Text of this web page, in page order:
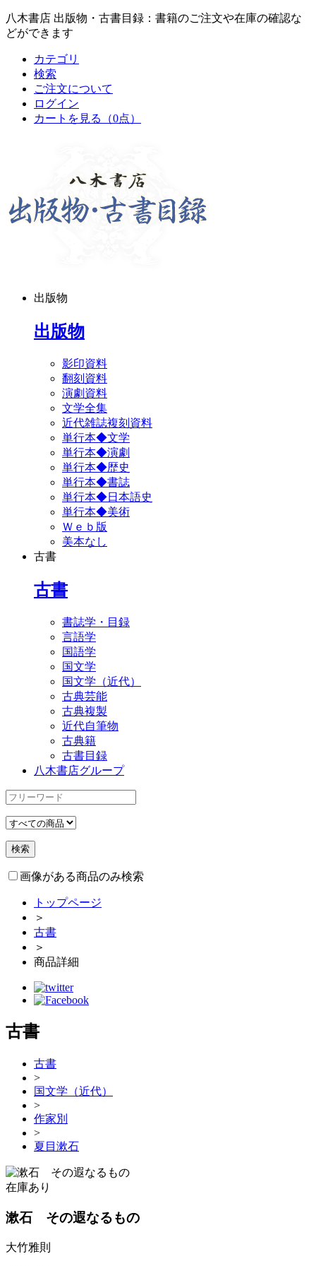
八木書店 出版物・古書目録：書籍のご注文や在庫の確認な
どができます
カテゴリ
検索
ご注文について
ログイン
カートを見る
（0点）
出版物
出版物
影印資料
翻刻資料
演劇資料
文学全集
近代雑誌複刻資料
単行本◆文学
単行本◆演劇
単行本◆歴史
単行本◆書誌
単行本◆日本語史
単行本◆美術
Ｗｅｂ版
美本なし
古書
古書
書誌学・目録
言語学
国語学
国文学
国文学（近代）
古典芸能
古典複製
近代自筆物
古典籍
古書目録
八木書店グループ
画像がある商品のみ検索
トップページ
＞
古書
＞
商品詳細
古書
古書
>
国文学（近代）
>
作家別
>
夏目漱石
在庫あり
漱石 その遐なるもの
大竹雅則